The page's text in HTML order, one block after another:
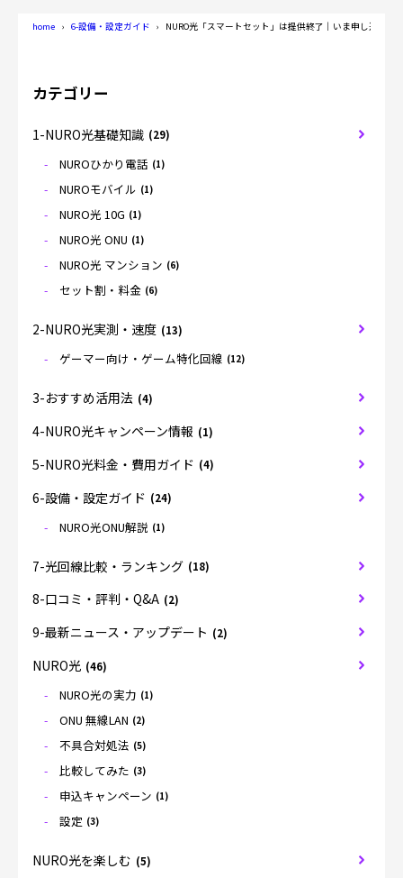
home 6-設備・設定ガイド NURO光「スマートセット」は提供終了｜いま申し込める
カテゴリー
1-NURO光基礎知識 (29)
NUROひかり電話 (1)
NUROモバイル (1)
NURO光 10G (1)
NURO光 ONU (1)
NURO光 マンション (6)
セット割・料金 (6)
2-NURO光実測・速度 (13)
ゲーマー向け・ゲーム特化回線 (12)
3-おすすめ活用法 (4)
4-NURO光キャンペーン情報 (1)
5-NURO光料金・費用ガイド (4)
6-設備・設定ガイド (24)
NURO光ONU解説 (1)
7-光回線比較・ランキング (18)
8-口コミ・評判・Q&A (2)
9-最新ニュース・アップデート (2)
NURO光 (46)
NURO光の実力 (1)
ONU 無線LAN (2)
不具合対処法 (5)
比較してみた (3)
申込キャンペーン (1)
設定 (3)
NURO光を楽しむ (5)